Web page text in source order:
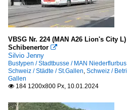
VBSG Nr. 224 (MAN A26 Lion's City
Schibenertor 
Silvio Jenny
Bustypen / Stadtbusse / MAN
Schweiz / Städte / St.Gallen, Schweiz /
Gallen
 184 1200x800 Px, 10.01.2024